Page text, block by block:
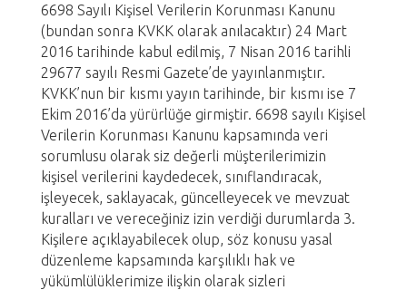
6698 Sayılı Kişisel Verilerin Korunması Kanunu
(bundan sonra KVKK olarak anılacaktır) 24 Mart
2016 tarihinde kabul edilmiş, 7 Nisan 2016 tarihli
29677 sayılı Resmi Gazete’de yayınlanmıştır.
KVKK’nun bir kısmı yayın tarihinde, bir kısmı ise 7
Ekim 2016’da yürürlüğe girmiştir. 6698 sayılı Kişisel
Verilerin Korunması Kanunu kapsamında veri
sorumlusu olarak siz değerli müşterilerimizin
kişisel verilerini kaydedecek, sınıflandıracak,
işleyecek, saklayacak, güncelleyecek ve mevzuat
kuralları ve vereceğiniz izin verdiği durumlarda 3.
Kişilere açıklayabilecek olup, söz konusu yasal
düzenleme kapsamında karşılıklı hak ve
yükümlülüklerimize ilişkin olarak sizleri